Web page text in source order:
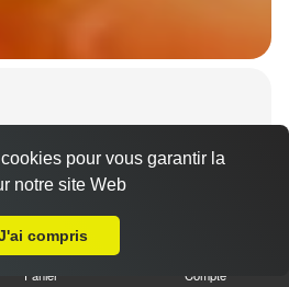
Panier Compte
pour vous garantir la
notre site Web
compris